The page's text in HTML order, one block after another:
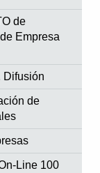
de
Empresa
Difusión
de
Line 100